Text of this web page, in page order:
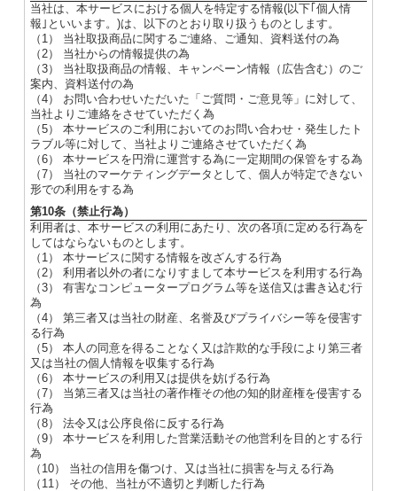
当社は、本サービスにおける個人を特定する情報(以下｢個人情
報｣といいます。)は、以下のとおり取り扱うものとします。
（1） 当社取扱商品に関するご連絡、ご通知、資料送付の為
（2） 当社からの情報提供の為
（3） 当社取扱商品の情報、キャンペーン情報（広告含む）のご
案内、資料送付の為
（4） お問い合わせいただいた「ご質問・ご意見等」に対して、
当社よりご連絡をさせていただく為
（5） 本サービスのご利用においてのお問い合わせ・発生したト
ラブル等に対して、当社よりご連絡させていただく為
（6） 本サービスを円滑に運営する為に一定期間の保管をする為
（7） 当社のマーケティングデータとして、個人が特定できない
形での利用をする為
第10条（禁止行為）
利用者は、本サービスの利用にあたり、次の各項に定める行為を
してはならないものとします。
（1） 本サービスに関する情報を改ざんする行為
（2） 利用者以外の者になりすまして本サービスを利用する行為
（3） 有害なコンピュータープログラム等を送信又は書き込む行
為
（4） 第三者又は当社の財産、名誉及びプライバシー等を侵害す
る行為
（5） 本人の同意を得ることなく又は詐欺的な手段により第三者
又は当社の個人情報を収集する行為
（6） 本サービスの利用又は提供を妨げる行為
（7） 当第三者又は当社の著作権その他の知的財産権を侵害する
行為
（8） 法令又は公序良俗に反する行為
（9） 本サービスを利用した営業活動その他営利を目的とする行
為
（10） 当社の信用を傷つけ、又は当社に損害を与える行為
（11） その他、当社が不適切と判断した行為